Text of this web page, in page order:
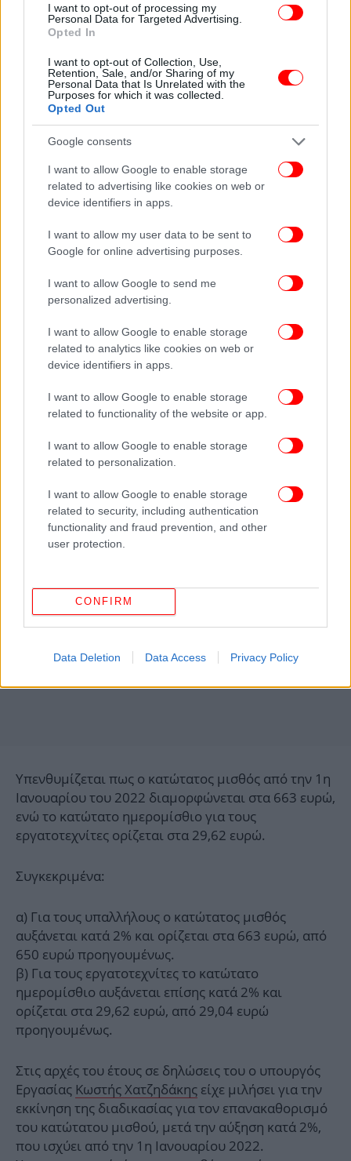
I want to opt-out of processing my
Personal Data for Targeted Advertising.
Opted In
I want to opt-out of Collection, Use,
Retention, Sale, and/or Sharing of my
Personal Data that Is Unrelated with the
Purposes for which it was collected.
Opted Out
Google consents
I want to allow Google to enable storage
related to advertising like cookies on web or
device identifiers in apps.
I want to allow my user data to be sent to
Google for online advertising purposes.
I want to allow Google to send me
personalized advertising.
I want to allow Google to enable storage
related to analytics like cookies on web or
device identifiers in apps.
I want to allow Google to enable storage
related to functionality of the website or app.
I want to allow Google to enable storage
related to personalization.
I want to allow Google to enable storage
related to security, including authentication
functionality and fraud prevention, and other
user protection.
CONFIRM
Data Deletion Data Access Privacy Policy
Η κυβέρνηση όλο το προηγούμενο διάστημα έχει
σταθεί στο πλευρό της κοινωνίας. Συγκεκριμένα,
αναφέρω σε ό,τι αφορά την ενέργεια, ότι από το
Σεπτέμβριο μέχρι τώρα έχουμε διαθέσει πάνω από
1,3 δισ. ευρώ για τη στήριξη των νοικοκυριών. Τον
Ιανουάριο ένα ποσό της τάξεως των 400 εκατ. ευρώ
επιχειρήσεων και των αγροτών σε ό,τι αφορά τις
ανατιμήσεις της ηλεκτρικής ενέργειας. Η πολιτική
μας διευρύνει το διαθέσιμο εισόδημα, κάτι που
έγινε το προηγούμενο διάστημα και εξελίσσεται,
συνεχίζεται και τώρα. Έχει αυξηθεί ο κατώτατος
μισθός, έχουν μειωθεί οι φόροι και οι ασφαλιστικές
Θα πάμε σε δεύτερη αύξηση του κατώτατου μισθού
μέσα στο 2022. Ο πρωθυπουργός θα περιγράψει
πολύ συγκεκριμένα τη διαδικασία της αύξησης
αυτής. Παίρνουμε μέτρα για τη σωστή λειτουργία
επιλογές. Με την πολιτική μας δεν πρόκειται να
αφήσουμε κανέναν απροστάτευτο απέναντι σ’ αυτό
το κύμα ανατιμήσεων και, ταυτόχρονα, δεν θα
θέσουμε σε κίνδυνο ούτε τη σταθεροποίηση της
ελληνικής οικονομίας, ούτε την αναπτυξιακή της
διάσταση».
Υπενθυμίζεται πως ο κατώτατος μισθός από την 1η
Ιανουαρίου του 2022 διαμορφώνεται στα 663 ευρώ,
ενώ το κατώτατο ημερομίσθιο για τους
εργατοτεχνίτες ορίζεται στα 29,62 ευρώ.
Συγκεκριμένα:
α) Για τους υπαλλήλους ο κατώτατος μισθός
αυξάνεται κατά 2% και ορίζεται στα 663 ευρώ, από
650 ευρώ προηγουμένως.
β) Για τους εργατοτεχνίτες το κατώτατο
ημερομίσθιο αυξάνεται επίσης κατά 2% και
ορίζεται στα 29,62 ευρώ, από 29,04 ευρώ
προηγουμένως.
Στις αρχές του έτους σε δηλώσεις του ο υπουργός
Εργασίας Κωστής Χατζηδάκης είχε μιλήσει για την
εκκίνηση της διαδικασίας για τον επανακαθορισμό
του κατώτατου μισθού, μετά την αύξηση κατά 2%,
που ισχύει από την 1η Ιανουαρίου 2022.